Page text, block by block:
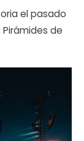
el pasado
de